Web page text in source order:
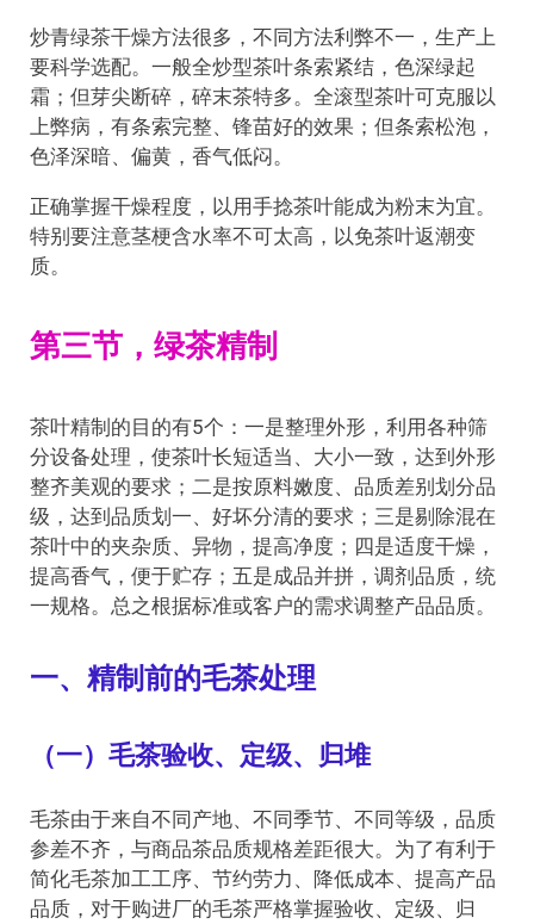
炒青绿茶干燥方法很多，不同方法利弊不一，生产上
要科学选配。一般全炒型茶叶条索紧结，色深绿起
霜；但芽尖断碎，碎末茶特多。全滚型茶叶可克服以
上弊病，有条索完整、锋苗好的效果；但条索松泡，
色泽深暗、偏黄，香气低闷。
正确掌握干燥程度，以用手捻茶叶能成为粉末为宜。
特别要注意茎梗含水率不可太高，以免茶叶返潮变
质。
第三节，绿茶精制
茶叶精制的目的有5个：一是整理外形，利用各种筛
分设备处理，使茶叶长短适当、大小一致，达到外形
整齐美观的要求；二是按原料嫩度、品质差别划分品
级，达到品质划一、好坏分清的要求；三是剔除混在
茶叶中的夹杂质、异物，提高净度；四是适度干燥，
提高香气，便于贮存；五是成品并拼，调剂品质，统
一规格。总之根据标准或客户的需求调整产品品质。
一、精制前的毛茶处理
（一）毛茶验收、定级、归堆
毛茶由于来自不同产地、不同季节、不同等级，品质
参差不齐，与商品茶品质规格差距很大。为了有利于
简化毛茶加工工序、节约劳力、降低成本、提高产品
品质，对于购进厂的毛茶严格掌握验收、定级、归